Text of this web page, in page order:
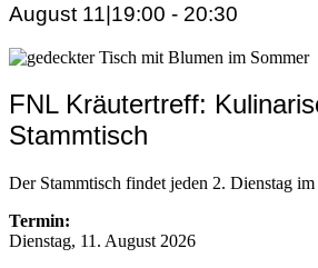
August 11|19:00 - 20:30
FNL Kräutertreff:
Stammtisch
Der Stammtisch findet jeden 2. Dienstag
Termin:
Dienstag, 11. August 2026